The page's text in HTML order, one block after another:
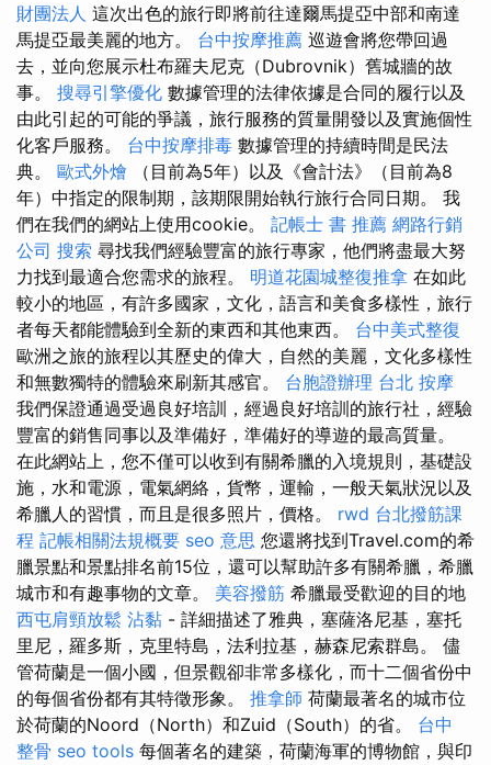
財團法人 這次出色的旅行即將前往達爾馬提亞中部和南達
馬提亞最美麗的地方。 台中按摩推薦 巡遊會將您帶回過
去，並向您展示杜布羅夫尼克（Dubrovnik）舊城牆的故
事。 搜尋引擎優化 數據管理的法律依據是合同的履行以及
由此引起的可能的爭議，旅行服務的質量開發以及實施個性
化客戶服務。 台中按摩排毒 數據管理的持續時間是民法
典。 歐式外燴 （目前為5年）以及《會計法》（目前為8
年）中指定的限制期，該期限開始執行旅行合同日期。 我
們在我們的網站上使用cookie。 記帳士 書 推薦 網路行銷
公司 搜索 尋找我們經驗豐富的旅行專家，他們將盡最大努
力找到最適合您需求的旅程。 明道花園城整復推拿 在如此
較小的地區，有許多國家，文化，語言和美食多樣性，旅行
者每天都能體驗到全新的東西和其他東西。 台中美式整復
歐洲之旅的旅程以其歷史的偉大，自然的美麗，文化多樣性
和無數獨特的體驗來刷新其感官。 台胞證辦理 台北 按摩
我們保證通過受過良好培訓，經過良好培訓的旅行社，經驗
豐富的銷售同事以及準備好，準備好的導遊的最高質量。
在此網站上，您不僅可以收到有關希臘的入境規則，基礎設
施，水和電源，電氣網絡，貨幣，運輸，一般天氣狀況以及
希臘人的習慣，而且是很多照片，價格。 rwd 台北撥筋課
程 記帳相關法規概要 seo 意思 您還將找到Travel.com的希
臘景點和景點排名前15位，還可以幫助許多有關希臘，希臘
城市和有趣事物的文章。 美容撥筋 希臘最受歡迎的目的地
西屯肩頸放鬆 沾黏 - 詳細描述了雅典，塞薩洛尼基，塞托
里尼，羅多斯，克里特島，法利拉基，赫森尼索群島。 儘
管荷蘭是一個小國，但景觀卻非常多樣化，而十二個省份中
的每個省份都有其特徵形象。 推拿師 荷蘭最著名的城市位
於荷蘭的Noord（North）和Zuid（South）的省。 台中
整骨 seo tools 每個著名的建築，荷蘭海軍的博物館，與印